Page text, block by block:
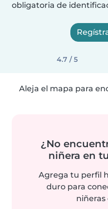
obligatoria de
4.7 / 5
Aleja el mapa para
¿No
niñera en
Agrega tu perfil
duro para
niñeras